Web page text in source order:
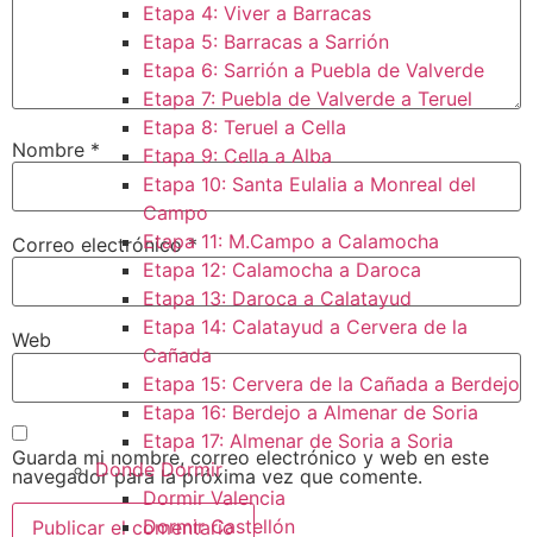
Etapa 4: Viver a Barracas
Etapa 5: Barracas a Sarrión
Etapa 6: Sarrión a Puebla de Valverde
Etapa 7: Puebla de Valverde a Teruel
Etapa 8: Teruel a Cella
Etapa 9: Cella a Alba
Etapa 10: Santa Eulalia a Monreal del
Campo​
Etapa 11: M.Campo a Calamocha​
Etapa 12: Calamocha a Daroca ​
Etapa 13: Daroca a Calatayud
Etapa 14: Calatayud a Cervera de la
Cañada​
Etapa 15: Cervera de la Cañada a Berdejo
Etapa 16: Berdejo a Almenar de Soria
Etapa 17: Almenar de Soria a Soria ​
Donde Dormir
Dormir Valencia
Dormir Castellón
Nombre *
Correo electrónico*
Web
Guarda mi nombre, correo electrónico y web en este
navegador para la próxima vez que comente.